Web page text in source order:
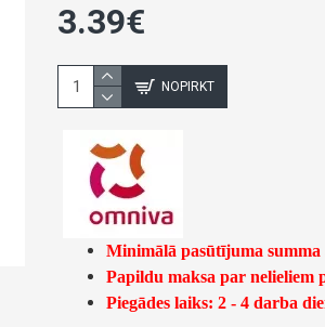
3.39€
NOPIRKT
Minimālā pasūtījuma summa
Papildu maksa par
Piegādes laiks: 2 - 4 darba